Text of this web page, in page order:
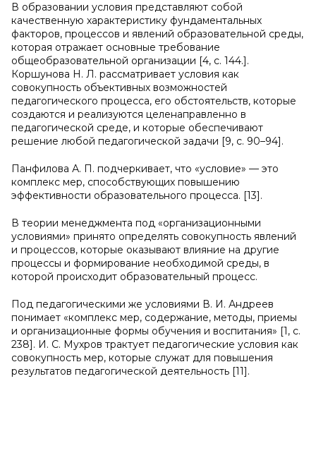
В образовании условия представляют собой
качественную характеристику фундаментальных
факторов, процессов и явлений образовательной среды,
которая отражает основные требование
общеобразовательной организации [4, с. 144.].
Коршунова Н. Л. рассматривает условия как
совокупность объективных возможностей
педагогического процесса, его обстоятельств, которые
создаются и реализуются целенаправленно в
педагогической среде, и которые обеспечивают
решение любой педагогической задачи [9, с. 90–94].
Панфилова А. П. подчеркивает, что «условие» — это
комплекс мер, способствующих повышению
эффективности образовательного процесса. [13].
В теории менеджмента под «организационными
условиями» принято определять совокупность явлений
и процессов, которые оказывают влияние на другие
процессы и формирование необходимой среды, в
которой происходит образовательный процесс.
Под педагогическими же условиями В. И. Андреев
понимает «комплекс мер, содержание, методы, приемы
и организационные формы обучения и воспитания» [1, с.
238]. И. С. Мухров трактует педагогические условия как
совокупность мер, которые служат для повышения
результатов педагогической деятельность [11].